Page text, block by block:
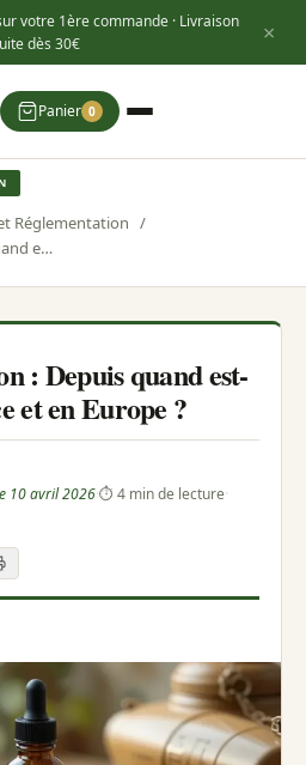
votre 1ère commande · Livraison
dès 30€ ×
Panier 0
Réglementation /
CBD et législation : Depuis quand est-il légal en France et en Europe ?
: Depuis quand est-
et en Europe ?
10 avril 2026·⏱ 4 min de lecture·